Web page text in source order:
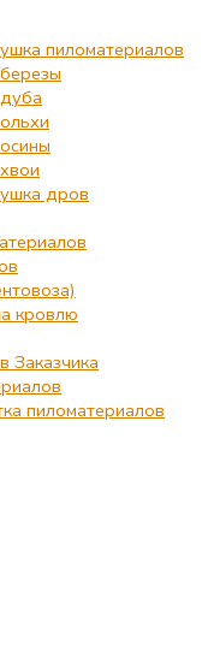
пиломатериалов
дров
кровлю
Заказчика
пиломатериалов